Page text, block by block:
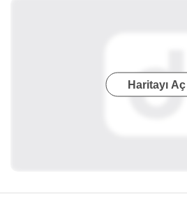
Haritayı Aç